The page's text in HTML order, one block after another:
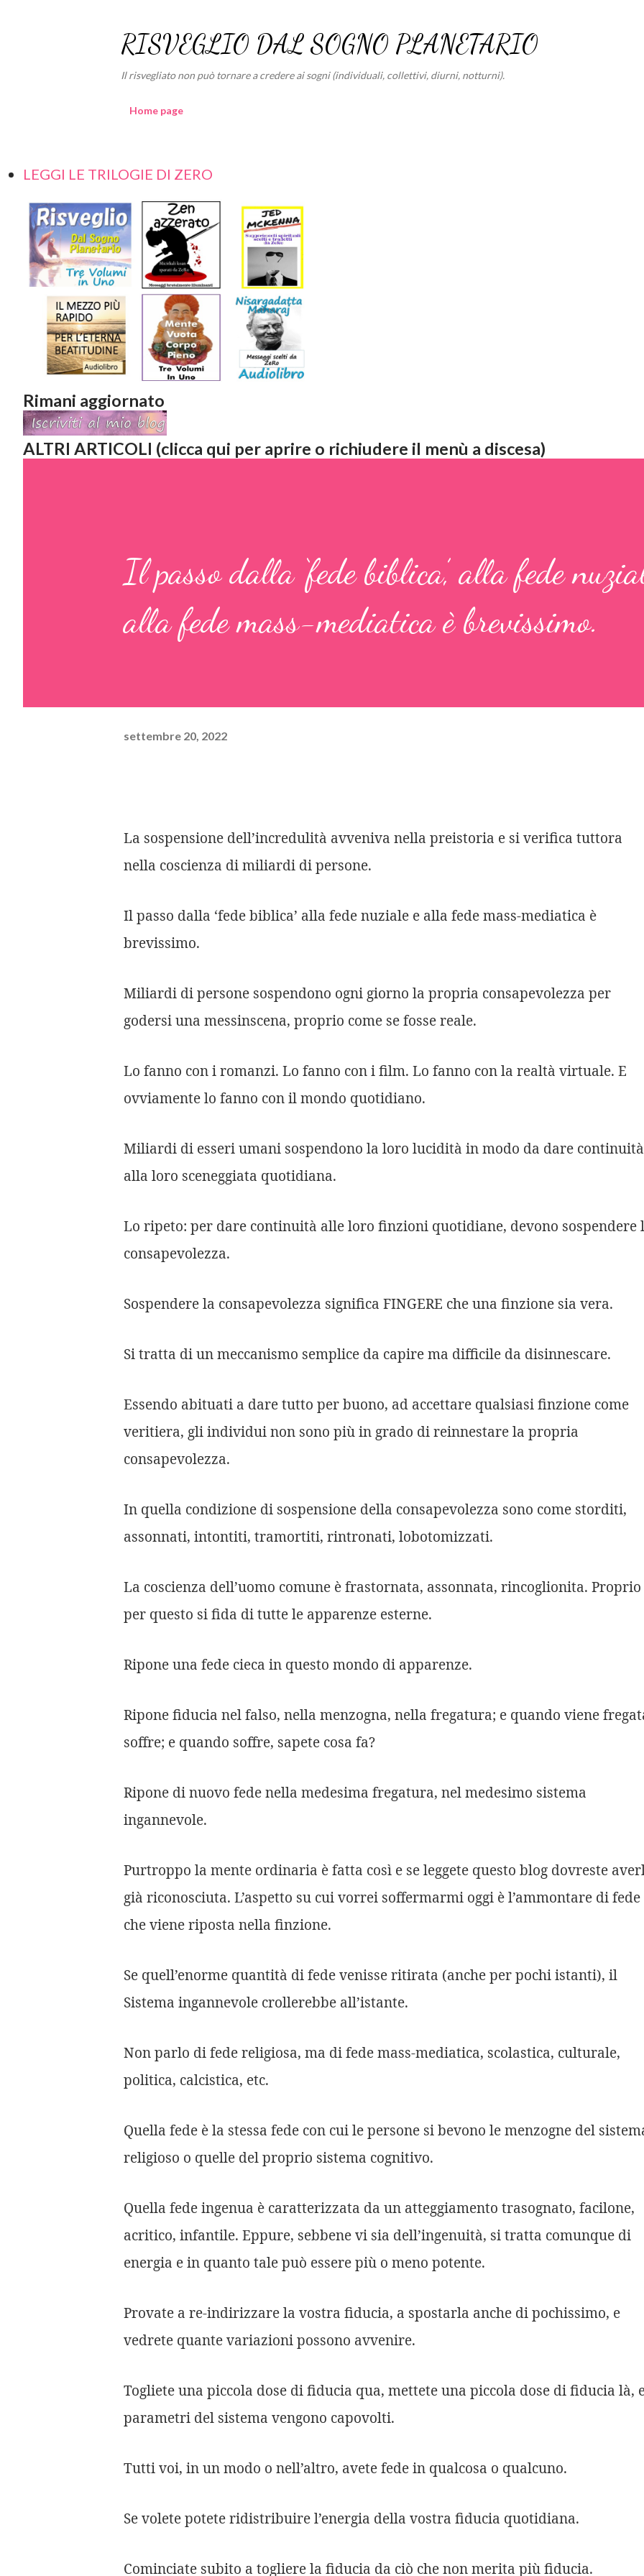
RISVEGLIO DAL SOGNO PLANETARIO
Il risvegliato non può tornare a credere ai sogni (individuali, collettivi, diurni, notturni).
Home page
LEGGI LE TRILOGIE DI ZERO
Rimani aggiornato
ALTRI ARTICOLI (clicca qui per aprire o richiudere il menù a discesa)
Il passo dalla ‘fede biblica’, alla fede
alla fede mass-mediatica è brevissimo.
settembre 20, 2022
La sospensione dell’incredulità avveniva nella preistoria e si verifica tuttora
nella coscienza di miliardi di persone.
Il passo dalla ‘fede biblica’ alla fede nuziale e alla fede mass-mediatica è
brevissimo.
Miliardi di persone sospendono ogni giorno la propria consapevolezza per
godersi una messinscena, proprio come se fosse reale.
Lo fanno con i romanzi. Lo fanno con i film. Lo fanno con la realtà virtuale. E
ovviamente lo fanno con il mondo quotidiano.
Miliardi di esseri umani sospendono la loro lucidità in modo da dare continuità
alla loro sceneggiata quotidiana.
Lo ripeto: per dare continuità alle loro finzioni quotidiane, devono sospendere
consapevolezza.
Sospendere la consapevolezza significa FINGERE che una finzione sia vera.
Si tratta di un meccanismo semplice da capire ma difficile da disinnescare.
Essendo abituati a dare tutto per buono, ad accettare qualsiasi finzione come
veritiera, gli individui non sono più in grado di reinnestare la propria
consapevolezza.
In quella condizione di sospensione della consapevolezza sono come storditi,
assonnati, intontiti, tramortiti, rintronati, lobotomizzati.
La coscienza dell’uomo comune è frastornata, assonnata, rincoglionita. Proprio
per questo si fida di tutte le apparenze esterne.
Ripone una fede cieca in questo mondo di apparenze.
Ripone fiducia nel falso, nella menzogna, nella fregatura; e quando viene
soffre; e quando soffre, sapete cosa fa?
Ripone di nuovo fede nella medesima fregatura, nel medesimo sistema
ingannevole.
Purtroppo la mente ordinaria è fatta così e se leggete questo blog dovreste
già riconosciuta. L’aspetto su cui vorrei soffermarmi oggi è l’ammontare di fede
che viene riposta nella finzione.
Se quell’enorme quantità di fede venisse ritirata (anche per pochi istanti), il
Sistema ingannevole crollerebbe all’istante.
Non parlo di fede religiosa, ma di fede mass-mediatica, scolastica, culturale,
politica, calcistica, etc.
Quella fede è la stessa fede con cui le persone si bevono le menzogne del
religioso o quelle del proprio sistema cognitivo.
Quella fede ingenua è caratterizzata da un atteggiamento trasognato, facilone,
acritico, infantile. Eppure, sebbene vi sia dell’ingenuità, si tratta comunque di
energia e in quanto tale può essere più o meno potente.
Provate a re-indirizzare la vostra fiducia, a spostarla anche di pochissimo, e
vedrete quante variazioni possono avvenire.
Togliete una piccola dose di fiducia qua, mettete una piccola dose di fiducia là,
parametri del sistema vengono capovolti.
Tutti voi, in un modo o nell’altro, avete fede in qualcosa o qualcuno.
Se volete potete ridistribuire l’energia della vostra fiducia quotidiana.
Cominciate subito a togliere la fiducia da ciò che non merita più fiducia.